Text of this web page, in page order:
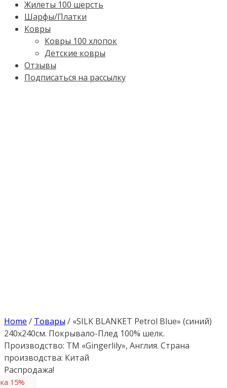
Жилеты 100 шерсть
Шарфы/Платки
Ковры
Ковры 100 хлопок
Детские ковры
Отзывы
Подписаться на рассылку
Home / Товары / «SILK BLANKET Petrol Blue» (синий)
240х240см. Покрывало-Плед 100% шелк.
Производство: ТМ «Gingerlily», Англия. Страна
производства: Китай
Распродажа!
15%